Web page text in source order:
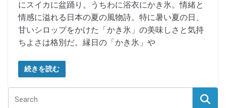
にスイカに盆踊り。うちわに浴衣にかき氷。情緒と
情感に溢れる日本の夏の風物詩。特に暑い夏の日、
甘いシロップをかけた「かき氷」の美味しさと気持
ちよさは格別だ。縁日の「かき氷」や
続きを読む